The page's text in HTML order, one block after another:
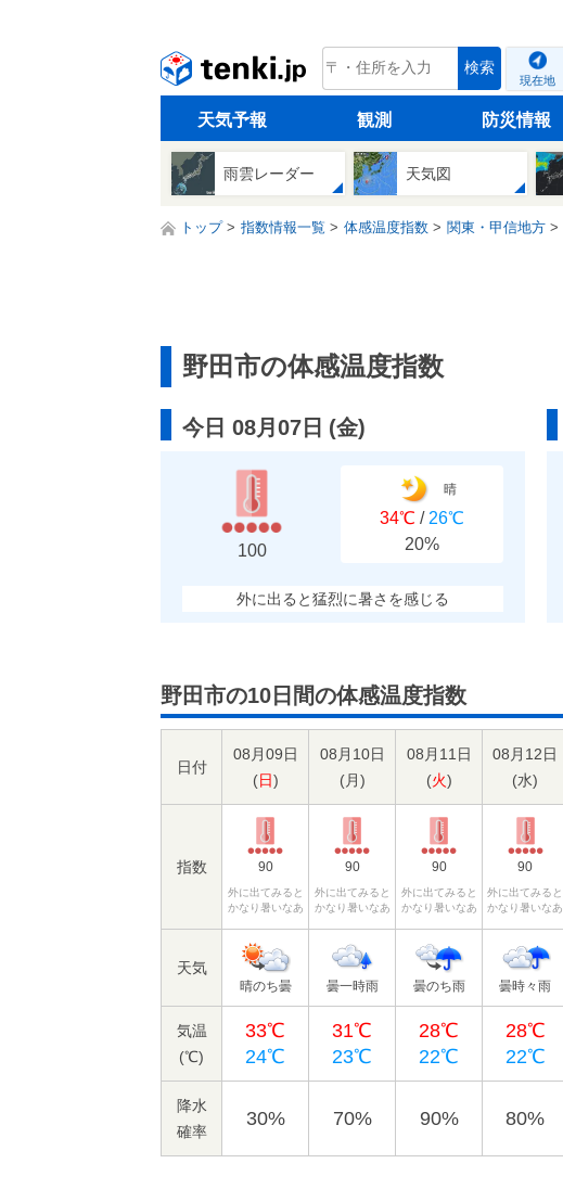
tenki.jp 検索
現在地
天気予報 観測 防災情報
雨雲レーダー 天気図
トップ 指数情報一覧 体感温度指数 関東・甲信地方
野田市の体感温度指数
今日 08月07日 (金)
100
晴
34℃ / 26℃
20%
外に出ると猛烈に暑さを感じる
野田市の10日間の体感温度指数
日付
08月09日
(日)
08月10日
(月)
08月11日
(火)
08月12日
(水)
指数 90
外に出てみると
かなり暑いなあ
90
外に出てみると
かなり暑いなあ
90
外に出てみると
かなり暑いなあ
90
外に出てみると
かなり暑いなあ
天気
晴のち曇 曇一時雨 曇のち雨 曇時々雨
気温
(℃)
33℃
24℃
31℃
23℃
28℃
22℃
28℃
22℃
降水
確率
30% 70% 90% 80%